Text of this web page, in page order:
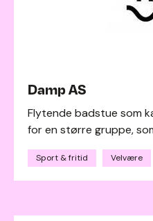
Damp AS
Flytende badstue som
for en større gruppe,
Sport & fritid Velvære